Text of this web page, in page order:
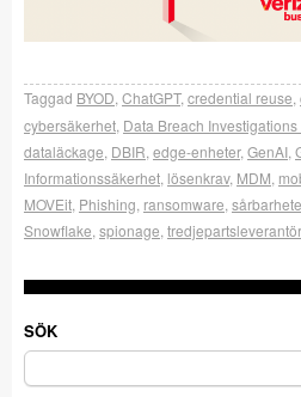
Taggad BYOD ChatGPT, credential reuse
cybersäkerhet Data Breach
dataläckage DBIR edge-enheter, GenAI
Informationssäkerhet lösenkrav, MDM
MOVEit Phishing ransomware
Snowflake spionage
SÖK
Sök
efter: